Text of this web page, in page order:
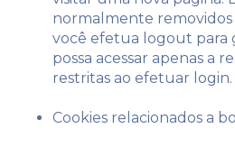
normalmente
você efetua logout para
possa acessar apenas a
restritas ao efetuar login.
Cookies relacionados a